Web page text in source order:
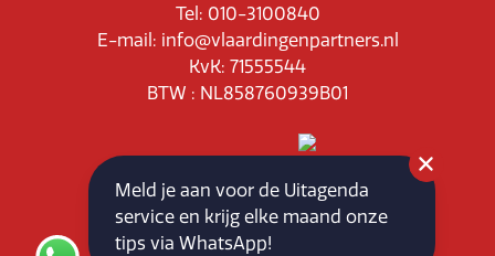
Tel: 010-3100840
E-mail: info@vlaardingenpartners.nl
KvK: 71555544
BTW : NL858760939B01
Routeplanner
Meld je aan voor de Uitagenda
service en krijg elke maand onze
tips via WhatsApp!